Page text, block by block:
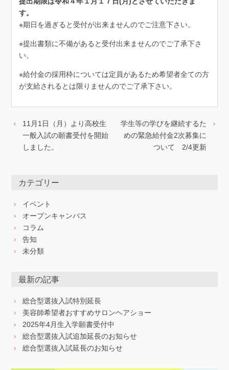
す。
※期日を過ぎると受付が出来ませんのでご注意下さい。
※提出書類に不備があると受付出来ませんのでご了承下さ
い。
※給付金の採用枠については定員があるため希望者全ての方
が支給されるとは限りませんのでご了承下さい。
11月1日（月）より高校生
一般入試の願書受付を開始
しました。
学生等の学びを継続するた
めの緊急給付金2次募集に
ついて 2/4更新
カテゴリー
イベント
オープンキャンパス
コラム
告知
未分類
最新の記事
総合型選抜入試特別延長
美容師希望者おすすめサロンヘアショー
2025年4月生入学願書受付中
総合型選抜入試追加延長のお知らせ
総合型選抜入試延長のお知らせ